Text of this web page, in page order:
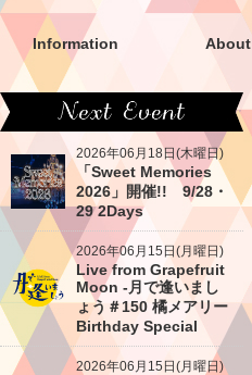
Information About
2026年06月18日(木曜日)
「Sweet Memories
2026」開催!! 9/28・
29 2Days
2026年06月15日(月曜日)
Live from Grapefruit
Moon -月で逢いまし
ょう＃150 橘メアリー
Birthday Special
2026年06月15日(月曜日)